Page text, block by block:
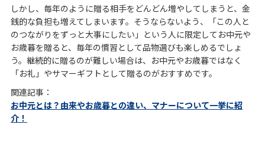
しかし、毎年のように贈る相手をどんどん増やしてしまうと、金
銭的な負担も増えてしまいます。そうならないよう、「この人と
のつながりをずっと大事にしたい」という人に限定してお中元や
お歳暮を贈ると、毎年の慣習として品物選びも楽しめるでしょ
う。継続的に贈るのが難しい場合は、お中元やお歳暮ではなく
「お礼」やサマーギフトとして贈るのがおすすめです。
関連記事：
お中元とは？由来やお歳暮との違い、マナーについて一挙に紹
介！